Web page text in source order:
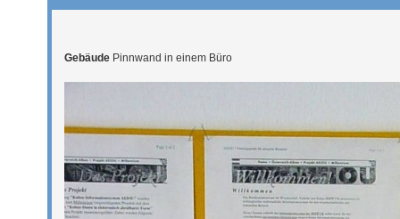
Gebäude Pinnwand in einem Büro